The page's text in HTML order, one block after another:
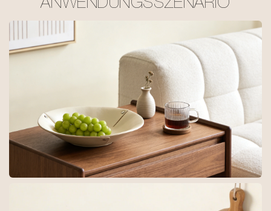
ANWENDUNGSSZENARIO